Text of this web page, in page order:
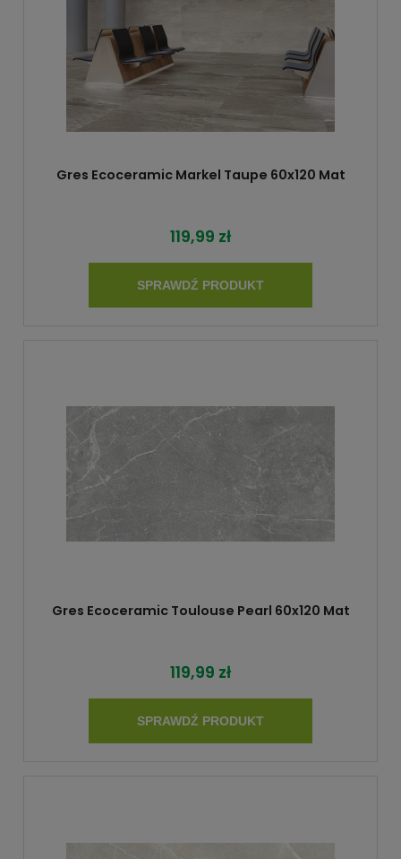
Gres Ecoceramic Markel Taupe 60x120 Mat
119,99 zł
SPRAWDŹ PRODUKT
Gres Ecoceramic Toulouse Pearl 60x120 Mat
119,99 zł
SPRAWDŹ PRODUKT